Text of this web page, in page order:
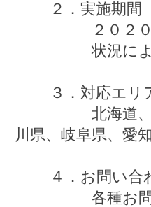
２．実施期間
２０２０年４
状況により期
３．対応エリ
北海道、茨城
川県、岐阜県、愛
４．お問い合
各種お問い合